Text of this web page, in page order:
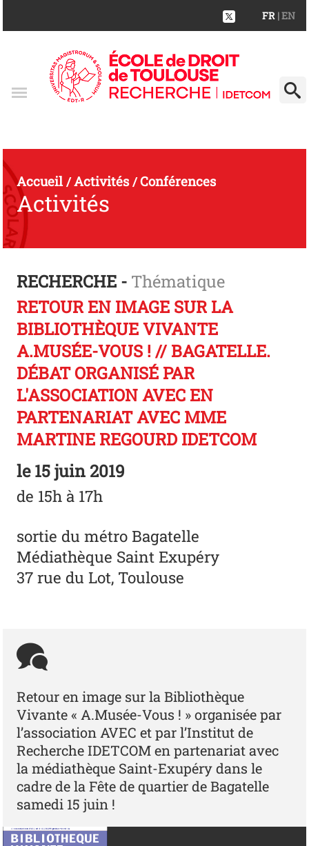
FR | EN
Accueil/Activités/Conférences
Activités
RECHERCHE - Thématique
RETOUR EN IMAGE SUR LA
BIBLIOTHÈQUE VIVANTE
A.MUSÉE-VOUS ! // BAGATELLE.
DÉBAT ORGANISÉ PAR
L'ASSOCIATION AVEC EN
PARTENARIAT AVEC MME
MARTINE REGOURD IDETCOM
le15 juin 2019
de 15h à 17h
sortie du métro Bagatelle
Médiathèque Saint Exupéry
37 rue du Lot, Toulouse
Retour en image sur la Bibliothèque
Vivante « A.Musée-Vous ! » organisée par
l’association AVEC et par l’Institut de
Recherche IDETCOM en partenariat avec
la médiathèque Saint-Exupéry dans le
cadre de la Fête de quartier de Bagatelle
samedi 15 juin !